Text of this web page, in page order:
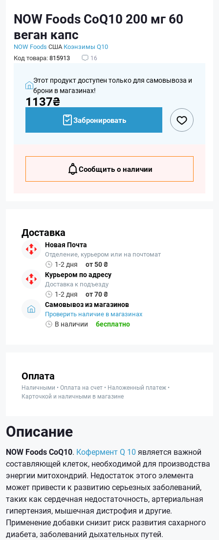
NOW Foods CoQ10 200 мг 60
веган капс
NOW Foods США Коэнзимы Q10
Код товара:815913 16
Этот продукт доступен только для самовывоза и
брони в магазинах!
1137₴
Забронировать
Сообщить о наличии
Доставка
Новая Почта
Отделение, курьером или на почтомат
1-2 дня
от 50 ₴
Курьером по адресу
Доставка к подъезду
1-2 дня
от 70 ₴
Самовывоз из магазинов
Проверить наличие в магазинах
В наличии бесплатно
Оплата
Наличными • Оплата на счет • Наложенный платеж •
Карточкой и наличными в магазине
Описание
NOW Foods CoQ10. Кофермент Q 10 является важной
составляющей клеток, необходимой для производства
энергии митохондрий. Недостаток этого элемента
может привести к развитию серьезных заболеваний,
таких как сердечная недостаточность, артериальная
гипертензия, мышечная дистрофия и другие.
Применение добавки снизит риск развития сахарного
диабета, заболеваний дыхательных путей.